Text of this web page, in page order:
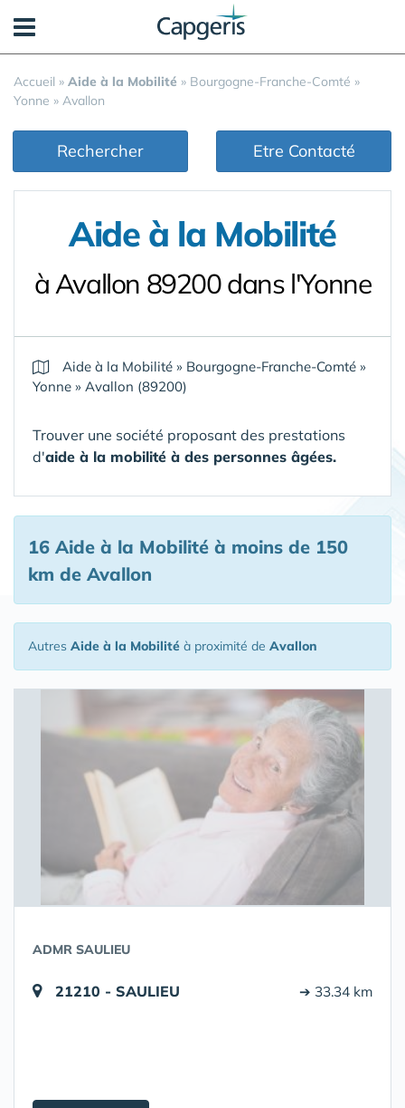
Accueil » Aide à la Mobilité » Bourgogne-Franche-Comté »
Yonne » Avallon
Rechercher Etre Contacté
Aide à la Mobilité
à Avallon 89200 dans l'Yonne
Aide à la Mobilité » Bourgogne-Franche-Comté »
Yonne » Avallon (89200)
Trouver une société proposant des prestations
d'aide à la mobilité à des personnes âgées.
16 Aide à la Mobilité à moins de 150
km de Avallon
Autres Aide à la Mobilité à proximité de Avallon
ADMR SAULIEU
21210 - SAULIEU ➔ 33.34 km